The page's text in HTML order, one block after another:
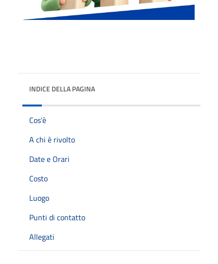
INDICE DELLA PAGINA
Cos'è
A chi è rivolto
Date e Orari
Costo
Luogo
Punti di contatto
Allegati